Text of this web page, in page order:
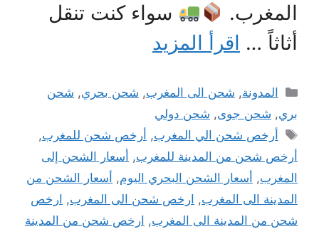
المغرب.
سواء كنت تنقل
أثاثاً … اقرأ المزيد
التصنيفات
المدونة, شحن الى المغرب, شحن بحري, شحن
بري, شحن جوى, شحن دولي
الوسوم
أرخص شحن الي المغرب, أرخص شحن للمغرب,
أرخص شحن من المدينة للمغرب, أسعار الشحن إلى
المغرب, أسعار الشحن البحري اليوم, أسعار الشحن من
المدينة الى المغرب, ارخص شحن الى المغرب, ارخص
شحن من المدينة الى المغرب, ارخص شحن من المدينة